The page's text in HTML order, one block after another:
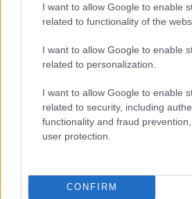
I want to allow Google to enable
related to functionality of the
I want to allow Google to enable
related to personalization.
I want to allow Google to enable
related to security, including
functionality and fraud
user protection.
CONFIRM
ΔΙΟΡΙΣΜΟΙ ΕΚΠΑΙΔΕΥΤΙΚΩΝ